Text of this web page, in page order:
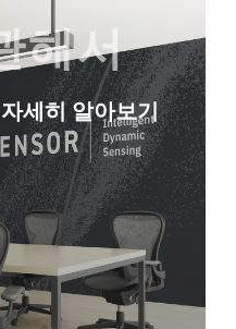
해서
세히 알아보기